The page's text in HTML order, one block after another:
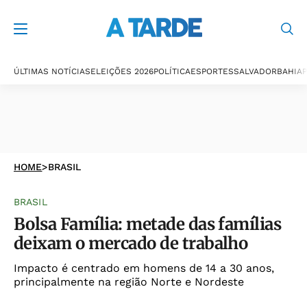
ÚLTIMAS NOTÍCIASELEIÇÕES 2026POLÍTICAESPORTESSALVADORBAHIA
HOME>BRASIL
BRASIL
Bolsa Família: metade das famílias
deixam o mercado de trabalho
Impacto é centrado em homens de 14 a 30 anos,
principalmente na região Norte e Nordeste